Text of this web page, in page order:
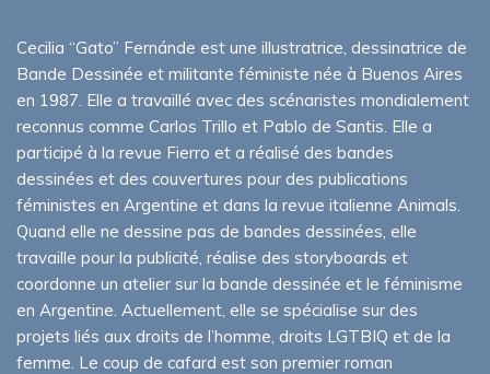
Cecilia “Gato” Fernánde est une illustratrice, dessinatrice de
Bande Dessinée et militante féministe née à Buenos Aires
en 1987. Elle a travaillé avec des scénaristes mondialement
reconnus comme Carlos Trillo et Pablo de Santis. Elle a
participé à la revue Fierro et a réalisé des bandes
dessinées et des couvertures pour des publications
féministes en Argentine et dans la revue italienne Animals.
Quand elle ne dessine pas de bandes dessinées, elle
travaille pour la publicité, réalise des storyboards et
coordonne un atelier sur la bande dessinée et le féminisme
en Argentine. Actuellement, elle se spécialise sur des
projets liés aux droits de l’homme, droits LGTBIQ et de la
femme. Le coup de cafard est son premier roman